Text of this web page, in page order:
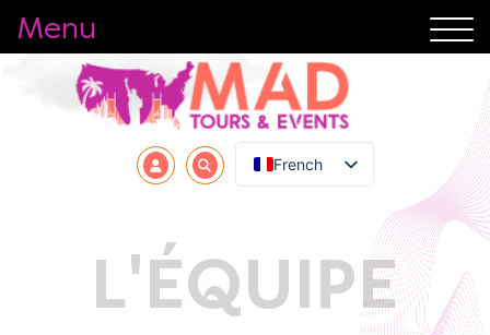
Menu
French
L'ÉQUIPE